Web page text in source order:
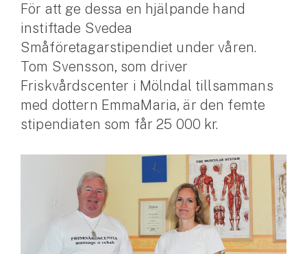
Husvagnsförsäkring
Motorcykel
Mc-försäkring
Märkesförsäkringar
Vattenskoterförsäkring
Sportfiskarna
För att ge dessa en hjälpande hand
instiftade Svedea
Småföretagarstipendiet under våren.
Tom Svensson, som driver
Friskvårdscenter i Mölndal tillsammans
med dottern EmmaMaria, är den femte
stipendiaten som får 25 000 kr.